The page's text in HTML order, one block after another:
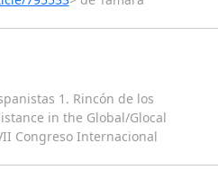
1. Rincón de los
in the Global/Glocal
Congreso Internacional